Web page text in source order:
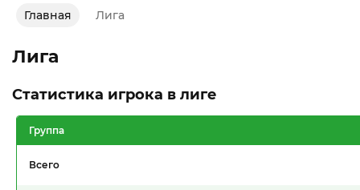
Главная Лига
Лига
Статистика игрока в лиге
Группа
Всего